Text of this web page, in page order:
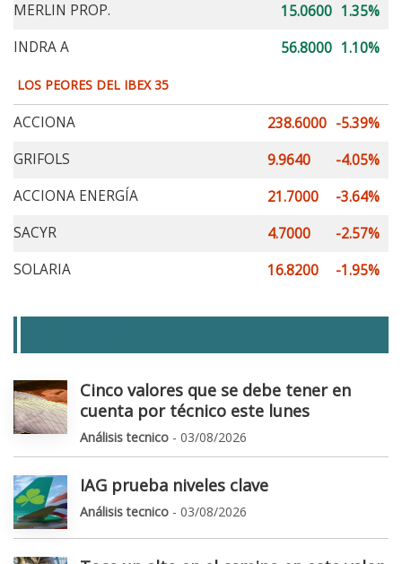
MERLIN PROP.
15.0600 1.35%
INDRA A
56.8000 1.10%
LOS PEORES DEL IBEX 35
ACCIONA 238.6000 -5.39%
GRIFOLS
9.9640
-4.05%
ACCIONA ENERGÍA
21.7000
-3.64%
SACYR
4.7000
-2.57%
SOLARIA
16.8200 -1.95%
Cinco valores que se debe tener en
cuenta por técnico este lunes
Análisis tecnico - 03/08/2026
IAG prueba niveles clave
Análisis tecnico - 03/08/2026